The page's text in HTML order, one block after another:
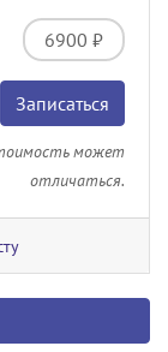
6900 ₽
Записаться
может
отличаться.